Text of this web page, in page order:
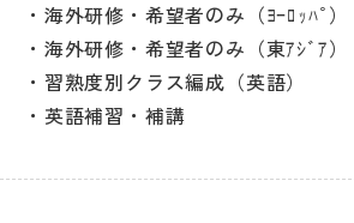
海外研修・希望者のみ（ﾖｰﾛｯﾊﾟ）
海外研修・希望者のみ（東ｱｼﾞｱ）
習熟度別クラス編成（英語）
英語補習・補講